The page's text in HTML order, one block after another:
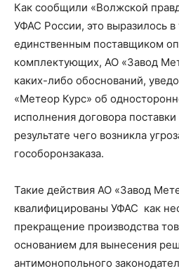
Как сообщили «Волжской
УФАС России, это выразилось в
единственным поставщиком
комплектующих, АО «Завод
каких-либо обоснований,
«Метеор Курс» об
исполнения договора
результате чего возникла
гособоронзаказа.
Такие действия АО «Завод
квалифицированы УФАС как
прекращение производства
основанием для вынесения
антимонопольного